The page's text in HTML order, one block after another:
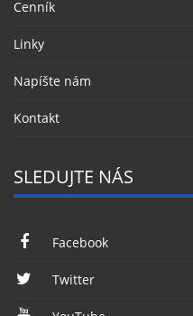
Cenník
Linky
Napíšte nám
Kontakt
SLEDUJTE NÁS
Facebook
Twitter